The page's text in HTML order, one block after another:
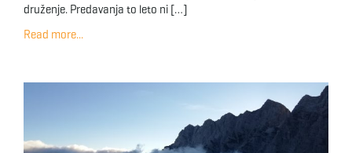
druženje. Predavanja to leto ni […]
Read more...